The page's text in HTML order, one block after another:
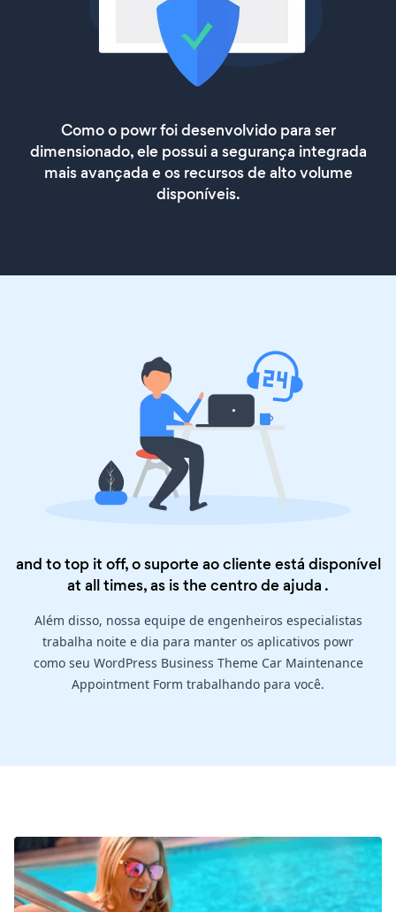
Como o powr foi desenvolvido para ser
dimensionado, ele possui a segurança integrada
mais avançada e os recursos de alto volume
disponíveis.
and to top it off, o suporte ao cliente está disponível
at all times, as is thecentro de ajuda .
Além disso, nossa equipe de engenheiros especialistas
trabalha noite e dia para manter os aplicativos powr
como seu WordPress Business Theme Car Maintenance
Appointment Form trabalhando para você.